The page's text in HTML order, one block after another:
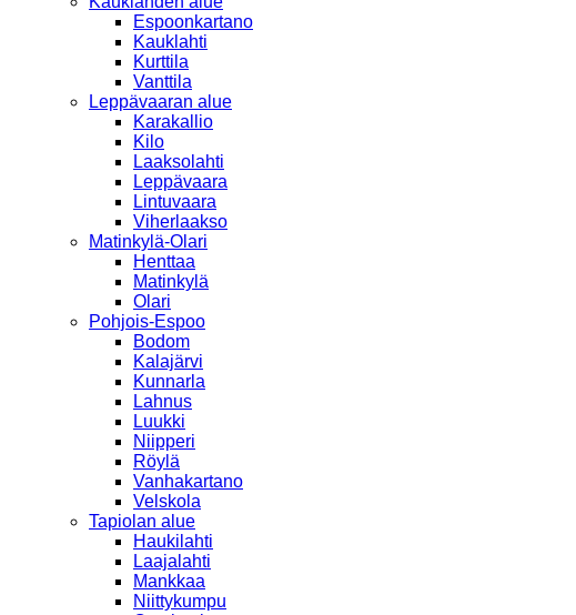
Espoonkartano
Kauklahti
Kurttila
Vanttila
Leppävaaran alue
Karakallio
Kilo
Laaksolahti
Leppävaara
Lintuvaara
Viherlaakso
Matinkylä-Olari
Henttaa
Matinkylä
Olari
Pohjois-Espoo
Bodom
Kalajärvi
Kunnarla
Lahnus
Luukki
Niipperi
Röylä
Vanhakartano
Velskola
Tapiolan alue
Haukilahti
Laajalahti
Mankkaa
Niittykumpu